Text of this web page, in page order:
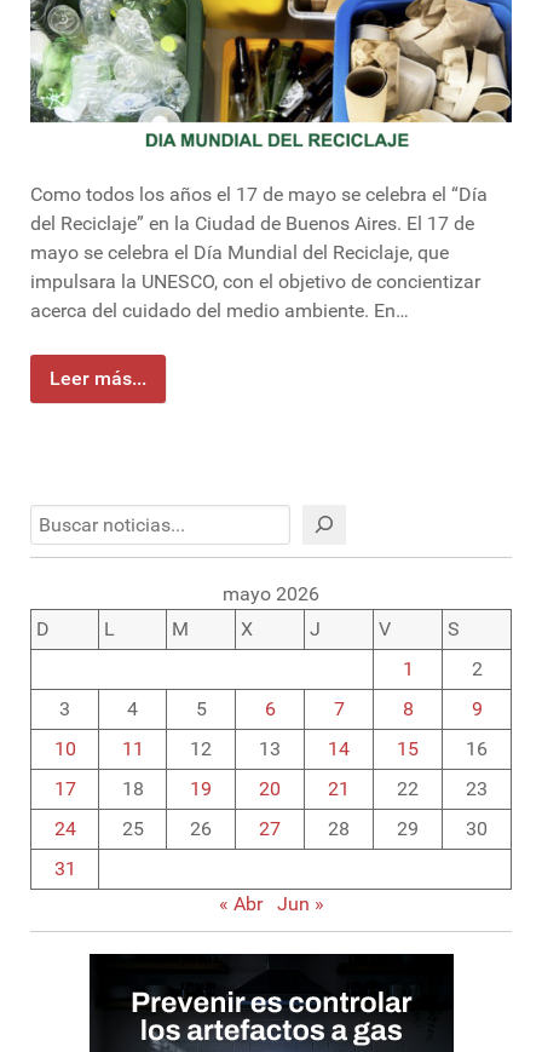
Como todos los años el 17 de mayo se celebra el “Día
del Reciclaje” en la Ciudad de Buenos Aires. El 17 de
mayo se celebra el Día Mundial del Reciclaje, que
impulsara la UNESCO, con el objetivo de concientizar
acerca del cuidado del medio ambiente. En…
Leer más...
Buscar
mayo 2026
D
L M X J V
S
1
2
3
4 5 6 7 8
9
10
11 12 13 14 15
16
17
18 19 20 21 22
23
24
25 26 27 28 29
30
31
« Abr
Jun »